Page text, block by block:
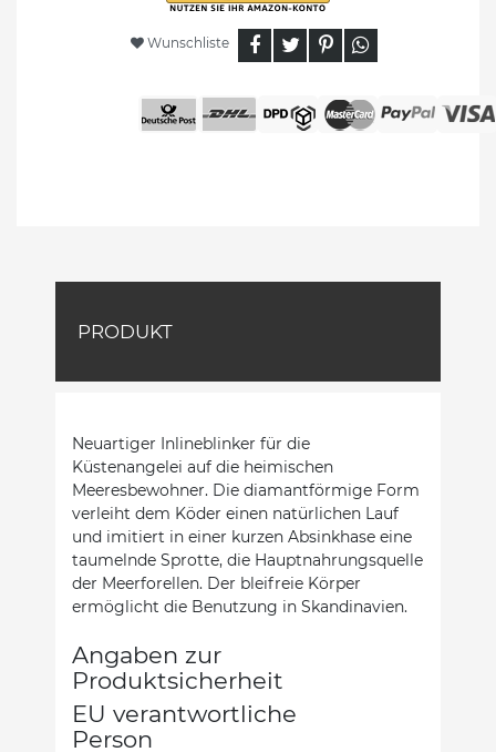
Wunschliste
PRODUKT
Neuartiger Inlineblinker für die
Küstenangelei auf die heimischen
Meeresbewohner. Die diamantförmige Form
verleiht dem Köder einen natürlichen Lauf
und imitiert in einer kurzen Absinkhase eine
taumelnde Sprotte, die Hauptnahrungsquelle
der Meerforellen. Der bleifreie Körper
ermöglicht die Benutzung in Skandinavien.
Angaben zur
Produktsicherheit
EU verantwortliche
Person